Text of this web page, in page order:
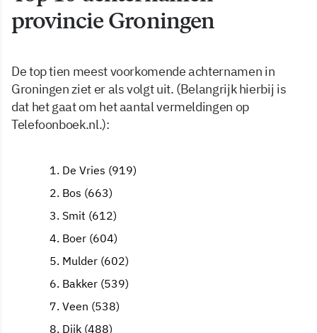
provincie Groningen
De top tien meest voorkomende achternamen in
Groningen ziet er als volgt uit. (Belangrijk hierbij is
dat het gaat om het aantal vermeldingen op
Telefoonboek.nl.):
De Vries (919)
Bos (663)
Smit (612)
Boer (604)
Mulder (602)
Bakker (539)
Veen (538)
Dijk (488)